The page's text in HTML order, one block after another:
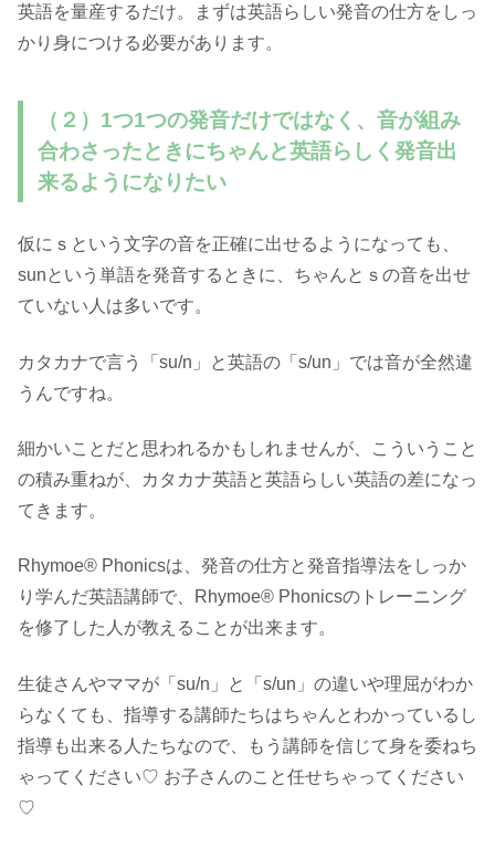
英語を量産するだけ。まずは英語らしい発音の仕方をしっ
かり身につける必要があります。
（２）1つ1つの発音だけではなく、音が組み
合わさったときにちゃんと英語らしく発音出
来るようになりたい
仮にｓという文字の音を正確に出せるようになっても、
sunという単語を発音するときに、ちゃんとｓの音を出せ
ていない人は多いです。
カタカナで言う「su/n」と英語の「s/un」では音が全然違
うんですね。
細かいことだと思われるかもしれませんが、こういうこと
の積み重ねが、カタカナ英語と英語らしい英語の差になっ
てきます。
Rhymoe® Phonicsは、発音の仕方と発音指導法をしっか
り学んだ英語講師で、Rhymoe® Phonicsのトレーニング
を修了した人が教えることが出来ます。
生徒さんやママが「su/n」と「s/un」の違いや理屈がわか
らなくても、指導する講師たちはちゃんとわかっているし
指導も出来る人たちなので、もう講師を信じて身を委ねち
ゃってください♡ お子さんのこと任せちゃってください
♡